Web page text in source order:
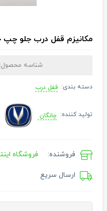
مکانیزم قفل درب جلو چپ
شناسه محصول:
دسته بندی: قفل درب
تولید کننده: چانگان
فروشنده: فروشگاه
ارسال سریع